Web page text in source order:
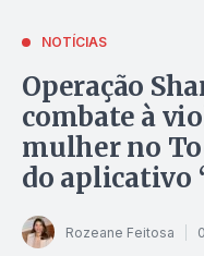
NOTÍCIAS
Operação
combate à
mulher no
do aplicativo
Rozeane Feitosa